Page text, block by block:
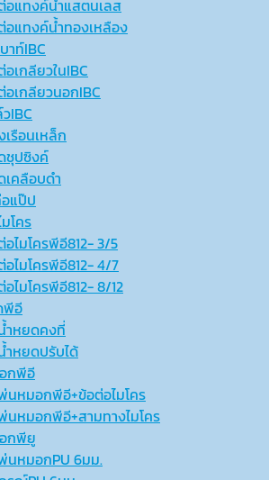
อแทงค์น้ำแสตนเลส
อแทงค์น้ำทองเหลือง
าท์IBC
เกลียวในIBC
อเกลียวนอกIBC
IBC
เรือนเหล็ก
ชุปซิงค์
เคลือบดำ
แป๊ป
โคร
อไมโครพีอี812- 3/5
อไมโครพีอี812- 4/7
อไมโครพีอี812- 8/12
พีอี
ำหยดคงที่
ำหยดปรับได้
กพีอี
นหมอกพีอี+ข้อต่อไมโคร
นหมอกพีอี+สามทางไมโคร
กพียู
นหมอกPU 6มม.